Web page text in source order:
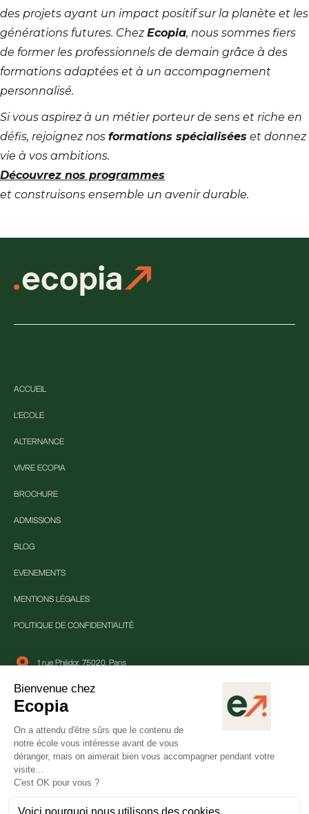
des projets ayant un impact positif sur la planète et les
générations futures. ChezEcopia, nous sommes fiers
de former les professionnels de demain grâce à des
formations adaptées et à un accompagnement
personnalisé.
Si vous aspirez à un métier porteur de sens et riche en
défis, rejoignez nos formations spécialisées et donnez
vie à vos ambitions.
Découvrez nos programmes
et construisons ensemble un avenir durable.
ACCUEIL
L'ECOLE
ALTERNANCE
VIVRE ECOPIA
BROCHURE
ADMISSIONS
BLOG
EVENEMENTS
MENTIONS LÉGALES
POLITIQUE DE CONFIDENTIALITÉ
1 rue Philidor, 75020, Paris
01 84 80 25 33
contact@ecopia-school.com
Suivre Ecopia